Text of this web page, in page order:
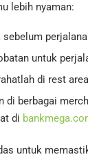
lebih nyaman:
untuk
di rest
di berbagai
di
untuk